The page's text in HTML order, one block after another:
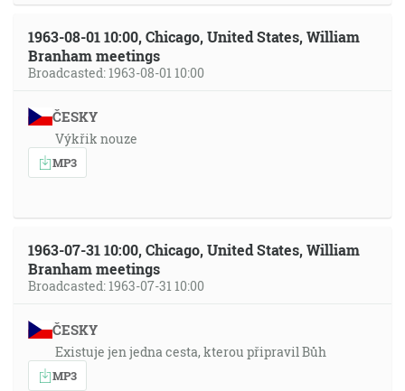
1963-08-01 10:00, Chicago, United States, William
Branham meetings
Broadcasted: 1963-08-01 10:00
ČESKY
Výkřik nouze
MP3
1963-07-31 10:00, Chicago, United States, William
Branham meetings
Broadcasted: 1963-07-31 10:00
ČESKY
Existuje jen jedna cesta, kterou připravil Bůh
MP3